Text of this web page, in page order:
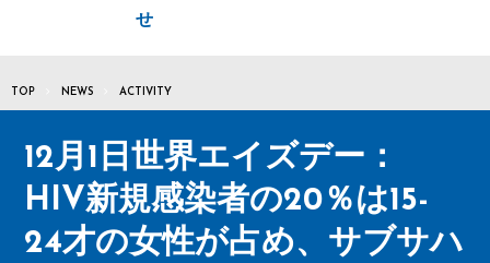
せ
TOP NEWS ACTIVITY
12月1日世界エイズデー：
HIV新規感染者の20％は15-
24才の女性が占め、サブサハ